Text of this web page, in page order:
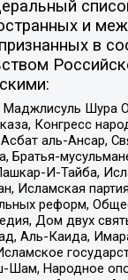
и
в
Шура
Конгресс
аль-Ансар,
Братья-
И-Тайба,
Исламская
реформ,
Дом двух
Аль-Каида,
Шам, Народное